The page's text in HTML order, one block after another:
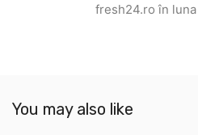
fresh24.ro în
You may also like